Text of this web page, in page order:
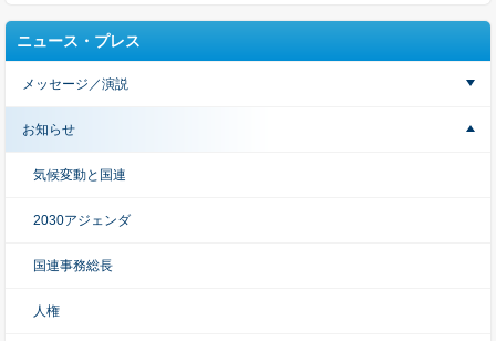
ニュース・プレス
メッセージ／演説
お知らせ
気候変動と国連
2030アジェンダ
国連事務総長
人権